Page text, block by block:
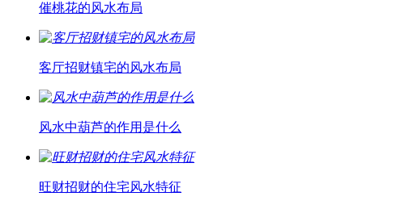
催桃花的风水布局
客厅招财镇宅的风水布局
风水中葫芦的作用是什么
旺财招财的住宅风水特征